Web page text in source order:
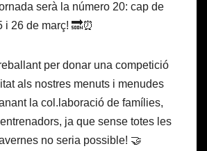
serà la número 20: cap de
i 26 de març! 🔜⏰
per donar una competició
als nostres menuts i menudes
la col.laboració de famílies,
ja que sense totes les
no seria possible! 🤝